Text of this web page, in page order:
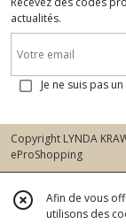
actualités.
Je ne suis pas
Copyright LYNDA
eProShopping
Afin de vous
utilisons des